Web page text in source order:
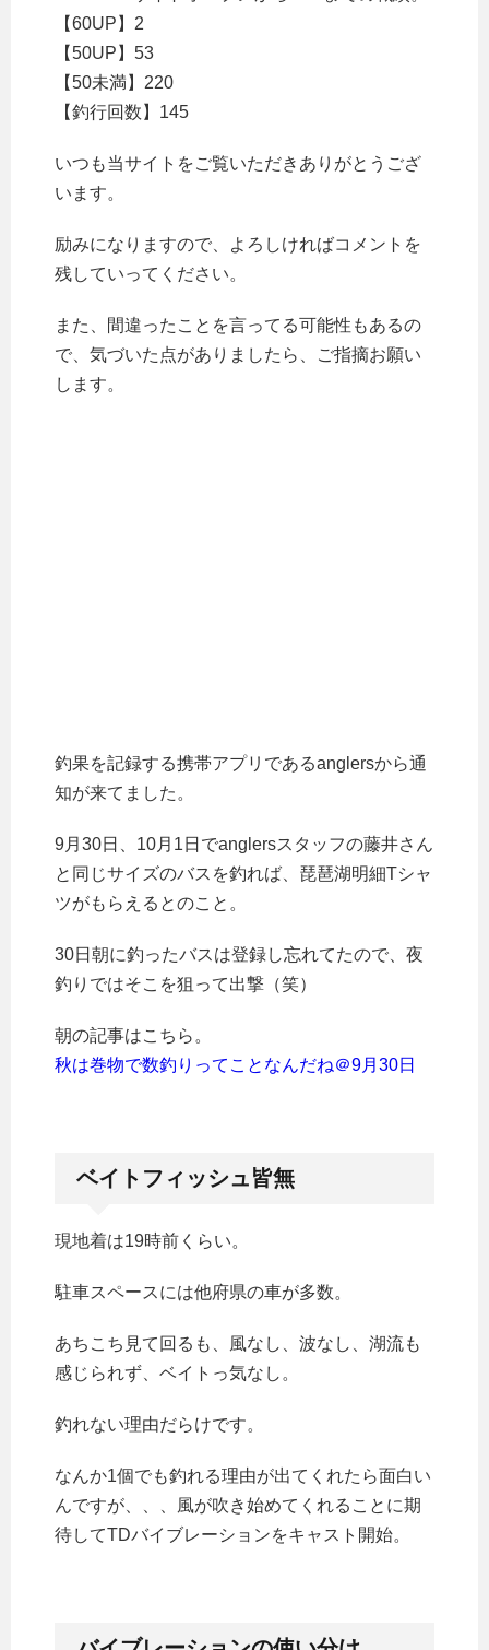
【60UP】2
【50UP】53
【50未満】220
【釣行回数】145
いつも当サイトをご覧いただきありがとうござ
います。
励みになりますので、よろしければコメントを
残していってください。
また、間違ったことを言ってる可能性もあるの
で、気づいた点がありましたら、ご指摘お願い
します。
釣果を記録する携帯アプリであるanglersから通
知が来てました。
9月30日、10月1日でanglersスタッフの藤井さん
と同じサイズのバスを釣れば、琵琶湖明細Tシャ
ツがもらえるとのこと。
30日朝に釣ったバスは登録し忘れてたので、夜
釣りではそこを狙って出撃（笑）
朝の記事はこちら。
秋は巻物で数釣りってことなんだね＠9月30日
ベイトフィッシュ皆無
現地着は19時前くらい。
駐車スペースには他府県の車が多数。
あちこち見て回るも、風なし、波なし、湖流も
感じられず、ベイトっ気なし。
釣れない理由だらけです。
なんか1個でも釣れる理由が出てくれたら面白い
んですが、、、風が吹き始めてくれることに期
待してTDバイブレーションをキャスト開始。